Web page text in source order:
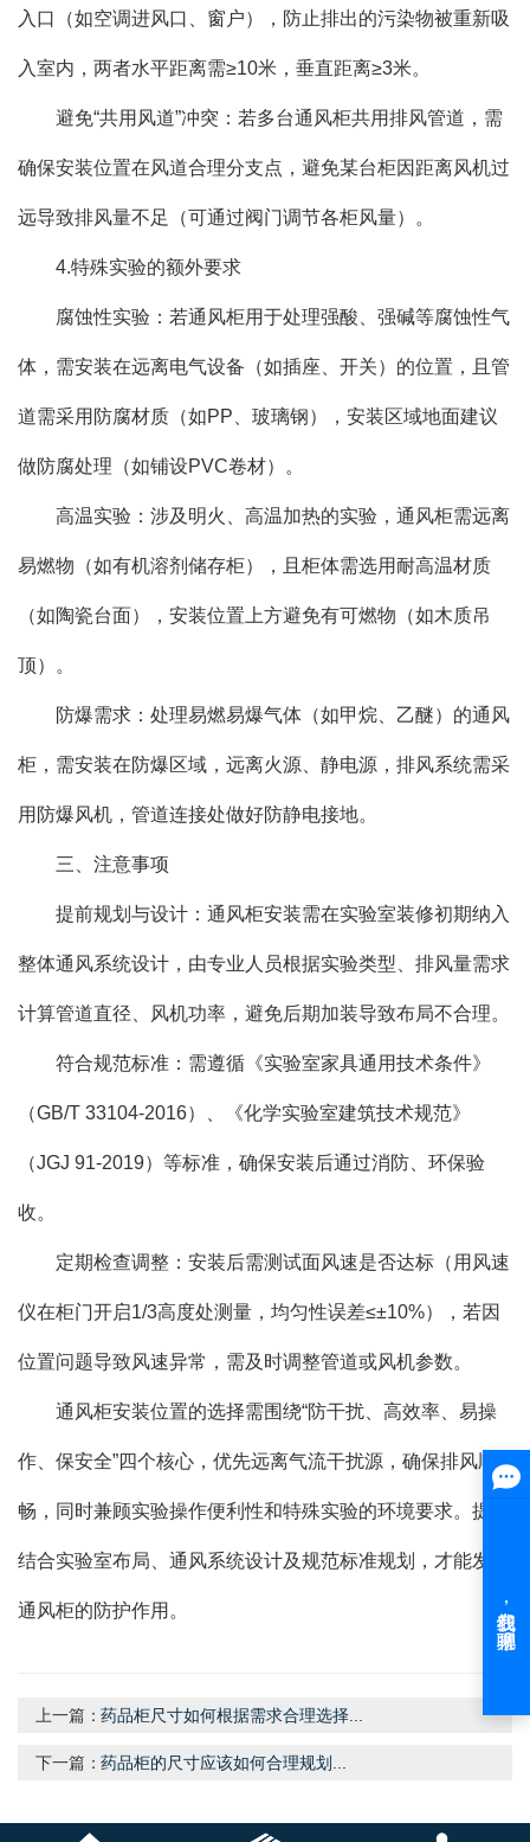
入口（如空调进风口、窗户），防止排出的污染物被重新吸
入室内，两者水平距离需≥10米，垂直距离≥3米。
避免“共用风道”冲突：若多台通风柜共用排风管道，需
确保安装位置在风道合理分支点，避免某台柜因距离风机过
远导致排风量不足（可通过阀门调节各柜风量）。
4.特殊实验的额外要求
腐蚀性实验：若通风柜用于处理强酸、强碱等腐蚀性气
体，需安装在远离电气设备（如插座、开关）的位置，且管
道需采用防腐材质（如PP、玻璃钢），安装区域地面建议
做防腐处理（如铺设PVC卷材）。
高温实验：涉及明火、高温加热的实验，通风柜需远离
易燃物（如有机溶剂储存柜），且柜体需选用耐高温材质
（如陶瓷台面），安装位置上方避免有可燃物（如木质吊
顶）。
防爆需求：处理易燃易爆气体（如甲烷、乙醚）的通风
柜，需安装在防爆区域，远离火源、静电源，排风系统需采
用防爆风机，管道连接处做好防静电接地。
三、注意事项
提前规划与设计：通风柜安装需在实验室装修初期纳入
整体通风系统设计，由专业人员根据实验类型、排风量需求
计算管道直径、风机功率，避免后期加装导致布局不合理。
符合规范标准：需遵循《实验室家具通用技术条件》
（GB/T 33104-2016）、《化学实验室建筑技术规范》
（JGJ 91-2019）等标准，确保安装后通过消防、环保验
收。
定期检查调整：安装后需测试面风速是否达标（用风速
仪在柜门开启1/3高度处测量，均匀性误差≤±10%），若因
位置问题导致风速异常，需及时调整管道或风机参数。
通风柜安装位置的选择需围绕“防干扰、高效率、易操
作、保安全”四个核心，优先远离气流干扰源，确保排风顺
畅，同时兼顾实验操作便利性和特殊实验的环境要求。提前
结合实验室布局、通风系统设计及规范标准规划，才能发挥
通风柜的防护作用。
上一篇：药品柜尺寸如何根据需求合理选择...
下一篇：药品柜的尺寸应该如何合理规划...